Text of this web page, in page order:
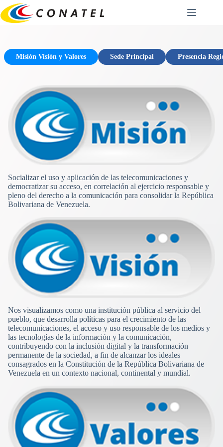
Saltar
al
contenido
Misión Visión y Valores Sede Principal Presencia
Socializar el uso y aplicación de las telecomunicaciones y
democratizar su acceso, en correlación al ejercicio responsable y
pleno del derecho a la comunicación para consolidar la República
Bolivariana de Venezuela.
Nos visualizamos como una institución pública al servicio del
pueblo, que desarrolla políticas para el crecimiento de las
telecomunicaciones, el acceso y uso responsable de los medios y
las tecnologías de la información y la comunicación,
contribuyendo con la inclusión digital y la transformación
permanente de la sociedad, a fin de alcanzar los ideales
consagrados en la Constitución de la República Bolivariana de
Venezuela en un contexto nacional, continental y mundial.